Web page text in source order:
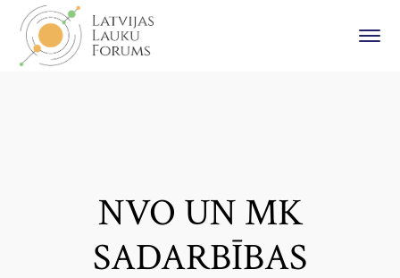
NVO UN MK
SADARBĪBAS